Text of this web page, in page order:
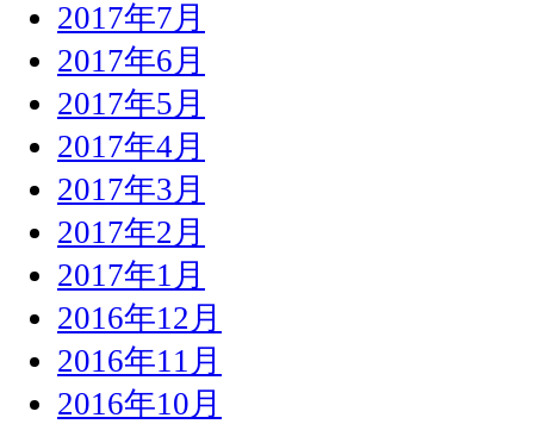
2017年7月
2017年6月
2017年5月
2017年4月
2017年3月
2017年2月
2017年1月
2016年12月
2016年11月
2016年10月